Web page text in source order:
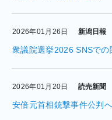
2026年01月26日 新潟日報
衆議院選挙2026 SNSでの
2026年01月20日 読売新聞
安倍元首相銃撃事件公判